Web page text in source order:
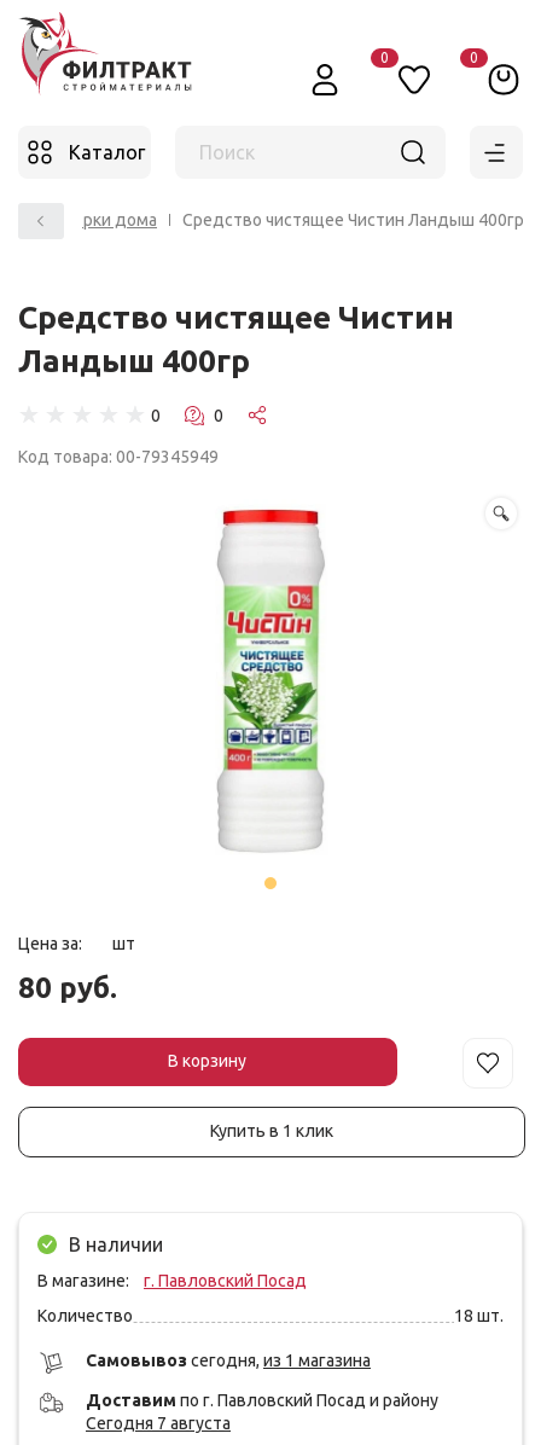
0 0
Каталог Поиск
для уборки дома Средство чистящее Чистин Ландыш 400гр
Средство чистящее Чистин
Ландыш 400гр
Код товара: 00-79345949
Цена за: шт
80 руб.
В корзину
Купить в 1 клик
В наличии
В магазине:
г. Павловский Посад
Количество
18 шт.
Cамовывоз сегодня, из 1 магазина
Доставим по г. Павловский Посад и району
Сегодня 7 августа